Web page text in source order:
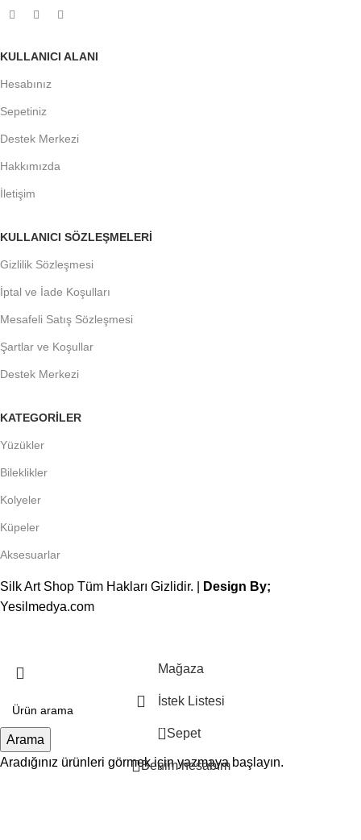
KULLANICI ALANI
Hesabınız
Sepetiniz
Destek Merkezi
Hakkımızda
İletişim
KULLANICI SÖZLEŞMELERİ
Gizlilik Sözleşmesi
İptal ve İade Koşulları
Mesafeli Satış Sözleşmesi
Şartlar ve Koşullar
Destek Merkezi
KATEGORİLER
Yüzükler
Bileklikler
Kolyeler
Küpeler
Aksesuarlar
Silk Art Shop Tüm Hakları Gizlidir. |
Design By;
Yesilmedya.com
Arama
Aradığınız ürünleri görmek için yazmaya başlayın.
Mağaza
İstek Listesi
0 Sepet
Benim hesabım